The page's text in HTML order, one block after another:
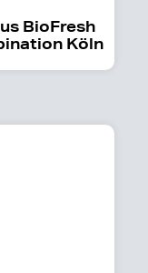
BioFresh
Köln